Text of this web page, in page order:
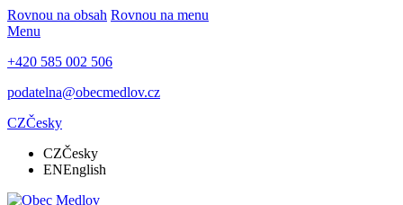
Rovnou na obsah Rovnou na menu
Menu
+420 585 002 506
podatelna@obecmedlov.cz
CZČesky
CZČesky
ENEnglish